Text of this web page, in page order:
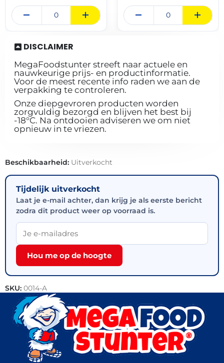
DISCLAIMER
MegaFoodstunter streeft naar actuele en
nauwkeurige prijs- en productinformatie.
Voor de meest recente info raden we aan de
verpakking te controleren.
Onze diepgevroren producten worden
zorgvuldig bezorgd en blijven het best bij
-18°C. Na ontdooien adviseren we om niet
opnieuw in te vriezen.
Beschikbaarheid: Uitverkocht
Tijdelijk uitverkocht
Laat je e-mail achter, dan krijg je als eerste bericht
zodra dit product weer op voorraad is.
Hou me op de hoogte
SKU: 0014-A
Categorie: Outlet